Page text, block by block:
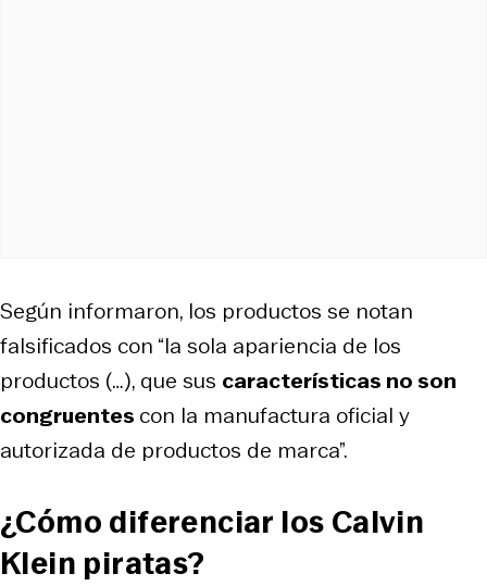
Según informaron, los productos se notan
falsificados con “la sola apariencia de los
productos (…), que sus características no son
congruentes con la manufactura oficial y
autorizada de productos de marca”.
¿Cómo diferenciar los Calvin
Klein piratas?